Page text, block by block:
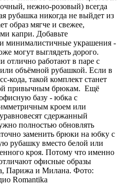
нежно-розовый) всегда
рубашка никогда не выйдет из
образ мягче и свежее,
капри. Добавьте
минималистичные украшения -
могут выглядеть дорого.
отлично работают в паре с
объёмной рубашкой. Если в
кода, такой комплект станет
привычным брюкам. Ещё
базу - юбка с
кроем или
сдержанный
полностью обновлять
заменить брюки на юбку с
рубашку вместо белой или
кроя. Потому что именно
офисные образы
Парижа и Милана. Фото:
Romantika